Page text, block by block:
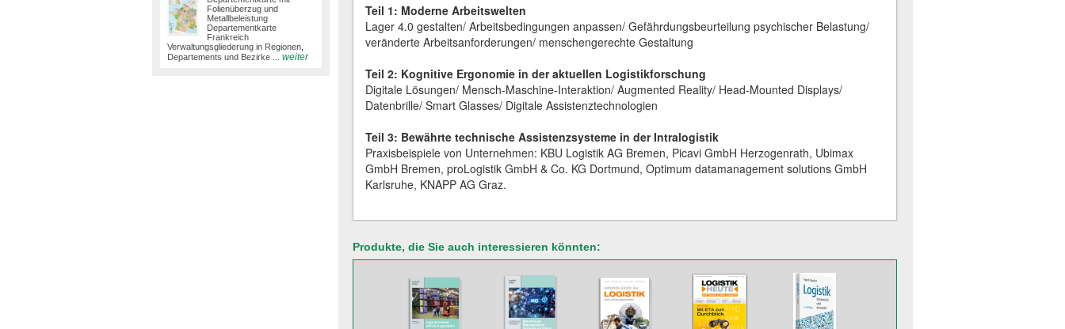
Folienüberzug und
Metallbeleistung
Departementkarte
Frankreich
Verwaltungsgliederung in Regionen,
Departements und Bezirke ...
weiter
Teil 1: Moderne Arbeitswelten
Lager 4.0 gestalten/ Arbeitsbedingungen anpassen/ Gefährdungsbeurteilung psychischer Belastung/
veränderte Arbeitsanforderungen/ menschengerechte Gestaltung
Teil 2: Kognitive Ergonomie in der aktuellen Logistikforschung
Digitale Lösungen/ Mensch-Maschine-Interaktion/ Augmented Reality/ Head-Mounted Displays/
Datenbrille/ Smart Glasses/ Digitale Assistenztechnologien
Teil 3: Bewährte technische Assistenzsysteme in der Intralogistik
Praxisbeispiele von Unternehmen: KBU Logistik AG Bremen, Picavi GmbH Herzogenrath, Ubimax
GmbH Bremen, proLogistik GmbH & Co. KG Dortmund, Optimum datamanagement solutions GmbH
Karlsruhe, KNAPP AG Graz.
Produkte, die Sie auch interessieren könnten: